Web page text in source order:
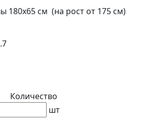
180х65 см (на рост от 175 см)
Количество
шт